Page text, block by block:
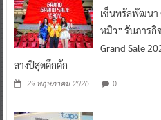
เซ็นทรัลพัฒนา
หมิว” รับภารกิ
Grand Sale
ลางปีสุดคึกคัก
29 พฤษภาคม 2026 0